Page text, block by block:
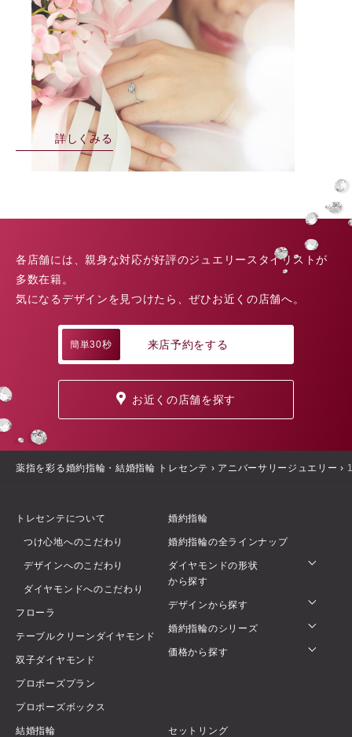
詳しくみる
各店舗には、親身な対応が好評のジュエリースタイリストが
多数在籍。
気になるデザインを見つけたら、ぜひお近くの店舗へ。
簡単30秒 来店予約をする
お近くの店舗を探す
薬指を彩る婚約指輪・結婚指輪 トレセンテ › アニバーサリージュエリー ›
トレセンテについて
つけ心地へのこだわり
デザインへのこだわり
ダイヤモンドへのこだわり
フローラ
テーブルクリーンダイヤモンド
双子ダイヤモンド
プロポーズプラン
プロポーズボックス
婚約指輪
婚約指輪の全ラインナップ
ダイヤモンドの形状
から探す
デザインから探す
婚約指輪のシリーズ
価格から探す
結婚指輪 セットリング